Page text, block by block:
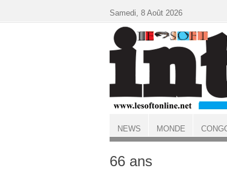
ACCUEIL
66 ans
Samedi, 8 Août 2026
NEWS MONDE